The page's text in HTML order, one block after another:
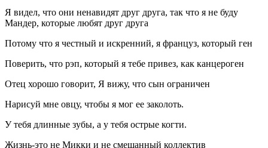
Я видел, что они ненавидят друг друга, так что я не буду
Мандер, которые любят друг друга
Потому что я честный и искренний, я француз, который ген
Поверить, что рэп, который я тебе привез, как канцероген
Отец хорошо говорит, Я вижу, что сын ограничен
Нарисуй мне овцу, чтобы я мог ее заколоть.
У тебя длинные зубы, а у тебя острые когти.
Жизнь-это не Микки и не смешанный коллектив